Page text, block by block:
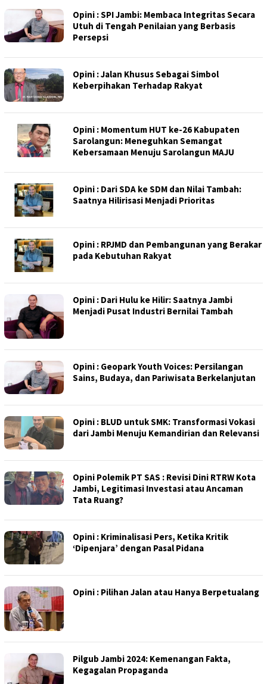
Opini : SPI Jambi: Membaca Integritas Secara
Utuh di Tengah Penilaian yang Berbasis
Persepsi
Opini : Jalan Khusus Sebagai Simbol
Keberpihakan Terhadap Rakyat
Opini : Momentum HUT ke-26 Kabupaten
Sarolangun: Meneguhkan Semangat
Kebersamaan Menuju Sarolangun MAJU
Opini : Dari SDA ke SDM dan Nilai Tambah:
Saatnya Hilirisasi Menjadi Prioritas
Opini : RPJMD dan Pembangunan yang Berakar
pada Kebutuhan Rakyat
Opini : Dari Hulu ke Hilir: Saatnya Jambi
Menjadi Pusat Industri Bernilai Tambah
Opini : Geopark Youth Voices: Persilangan
Sains, Budaya, dan Pariwisata Berkelanjutan
Opini : BLUD untuk SMK: Transformasi Vokasi
dari Jambi Menuju Kemandirian dan Relevansi
Opini Polemik PT SAS : Revisi Dini RTRW Kota
Jambi, Legitimasi Investasi atau Ancaman
Tata Ruang?
Opini : Kriminalisasi Pers, Ketika Kritik
‘Dipenjara’ dengan Pasal Pidana
Opini : Pilihan Jalan atau Hanya Berpetualang
Pilgub Jambi 2024: Kemenangan Fakta,
Kegagalan Propaganda